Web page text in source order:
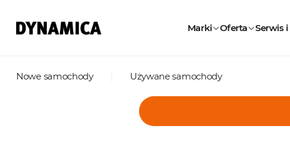
Marki Oferta Serwis i
Nowe samochody Używane samochody